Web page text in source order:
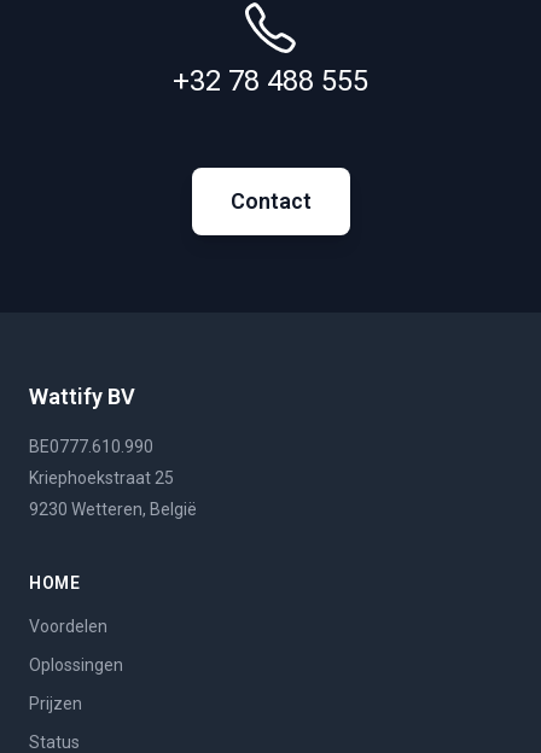
+32 78 488 555
Contact
Wattify BV
BE0777.610.990
Kriephoekstraat 25
9230 Wetteren, België
HOME
Voordelen
Oplossingen
Prijzen
Status